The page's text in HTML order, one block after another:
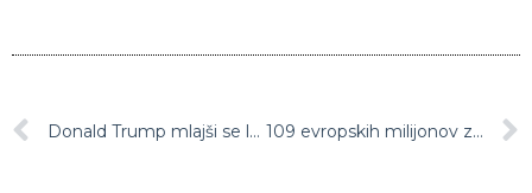
Donald Trump mlajši se ločuje 109 evropskih milijonov za drugi tir je začasno zamrznjenih